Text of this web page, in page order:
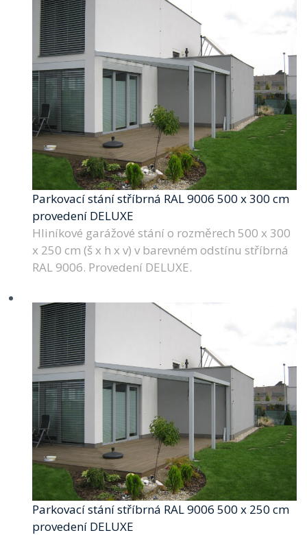
Parkovací stání stříbrná RAL 9006 500 x 300 cm
provedení DELUXE
Hliníkové garážové stání o rozměrech 500 x 300
x 250 cm (š x h x v) v barevném odstínu stříbrná
RAL 9006. Provedení DELUXE.
Parkovací stání stříbrná RAL 9006 500 x 250 cm
provedení DELUXE